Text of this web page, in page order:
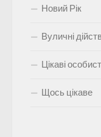
Новий Рік
Вуличні
Цікаві
Щось цікаве